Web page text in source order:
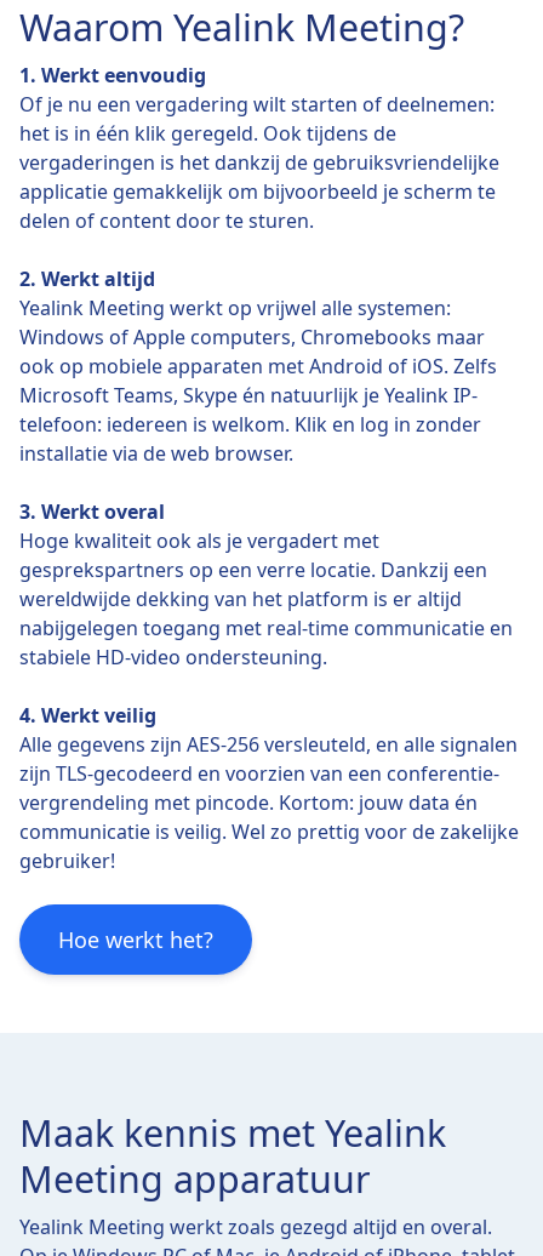
Waarom Yealink Meeting?
1. Werkt eenvoudig
Of je nu een vergadering wilt starten of deelnemen:
het is in één klik geregeld. Ook tijdens de
vergaderingen is het dankzij de gebruiksvriendelijke
applicatie gemakkelijk om bijvoorbeeld je scherm te
delen of content door te sturen.
2. Werkt altijd
Yealink Meeting werkt op vrijwel alle systemen:
Windows of Apple computers, Chromebooks maar
ook op mobiele apparaten met Android of iOS. Zelfs
Microsoft Teams, Skype én natuurlijk je Yealink IP-
telefoon: iedereen is welkom. Klik en log in zonder
installatie via de web browser.
3. Werkt overal
Hoge kwaliteit ook als je vergadert met
gesprekspartners op een verre locatie. Dankzij een
wereldwijde dekking van het platform is er altijd
nabijgelegen toegang met real-time communicatie en
stabiele HD-video ondersteuning.
4. Werkt veilig
Alle gegevens zijn AES-256 versleuteld, en alle signalen
zijn TLS-gecodeerd en voorzien van een conferentie-
vergrendeling met pincode. Kortom: jouw data én
communicatie is veilig. Wel zo prettig voor de zakelijke
gebruiker!
Hoe werkt het?
Maak kennis met Yealink
Meeting apparatuur
Yealink Meeting werkt zoals gezegd altijd en overal.